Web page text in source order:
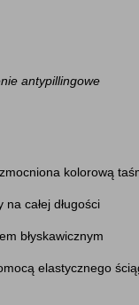
antypillingowe
kolorową
całej długości
błyskawicznym
elastycznego